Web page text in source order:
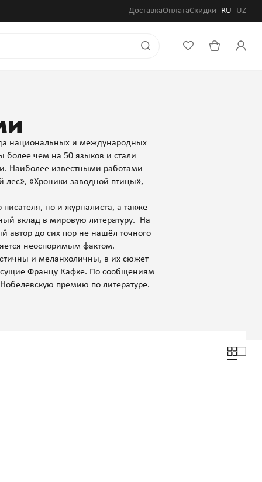
ДоставкаОплатаСкидки RU UZ
национальных и международных
более чем на 50 языков и стали
Наиболее известными работами
лес», «Хроники заводной птицы»,
писателя, но и журналиста, а также
вклад в мировую литературу. На
автор до сих пор не нашёл точного
неоспоримым фактом.
и меланхоличны, в их сюжет
Францу Кафке. По сообщениям
премию по литературе.